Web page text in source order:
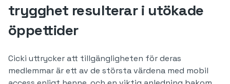
trygghet resulterar i utökade
öppettider
Cicki uttrycker att tillgängligheten för deras
medlemmar är ett av de största värdena med mobil